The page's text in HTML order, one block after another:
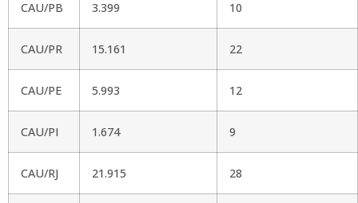
CAU/PB 3.399 10
CAU/PR 15.161 22
CAU/PE 5.993 12
CAU/PI 1.674 9
CAU/RJ 21.915 28